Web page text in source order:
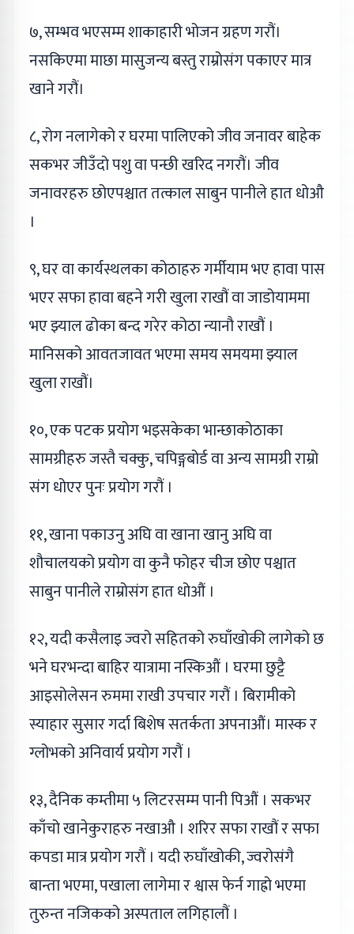
७, सम्भव भएसम्म शाकाहारी भोजन ग्रहण गरौं।
नसकिएमा माछा मासुजन्य बस्तु राम्रोसंग पकाएर मात्र
खाने गरौं।
८, रोग नलागेको र घरमा पालिएको जीव जनावर बाहेक
सकभर जीउँदो पशु वा पन्छी खरिद नगरौं। जीव
जनावरहरु छोएपश्चात तत्काल साबुन पानीले हात धोऔ
।
९, घर वा कार्यस्थलका कोठाहरु गर्मीयाम भए हावा पास
भएर सफा हावा बहने गरी खुला राखौं वा जाडोयाममा
भए झ्याल ढोका बन्द गरेर कोठा न्यानौ राखौं ।
मानिसको आवतजावत भएमा समय समयमा झ्याल
खुला राखौं।
१०, एक पटक प्रयोग भइसकेका भान्छाकोठाका
सामग्रीहरु जस्तै चक्कु, चपिङ्गबोर्ड वा अन्य सामग्री राम्रो
संग धोएर पुनः प्रयोग गरौं ।
११, खाना पकाउनु अघि वा खाना खानु अघि वा
शौचालयको प्रयोग वा कुनै फोहर चीज छोए पश्चात
साबुन पानीले राम्रोसंग हात धोऔं ।
१२, यदी कसैलाइ ज्वरो सहितको रुघाँखोकी लागेको छ
भने घरभन्दा बाहिर यात्रामा नस्किऔं । घरमा छुट्टै
आइसोलेसन रुममा राखी उपचार गरौं । बिरामीको
स्याहार सुसार गर्दा बिशेष सतर्कता अपनाऔं। मास्क र
ग्लोभको अनिवार्य प्रयोग गरौं ।
१३, दैनिक कम्तीमा ५ लिटरसम्म पानी पिऔं । सकभर
काँचो खानेकुराहरु नखाऔ । शरिर सफा राखौं र सफा
कपडा मात्र प्रयोग गरौं । यदी रुघाँखोकी, ज्वरोसंगै
बान्ता भएमा, पखाला लागेमा र श्वास फेर्न गाह्रो भएमा
तुरुन्त नजिकको अस्पताल लगिहालौं ।